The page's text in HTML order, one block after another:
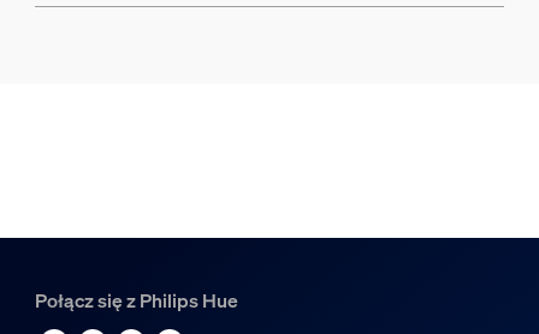
Połącz się z Philips Hue